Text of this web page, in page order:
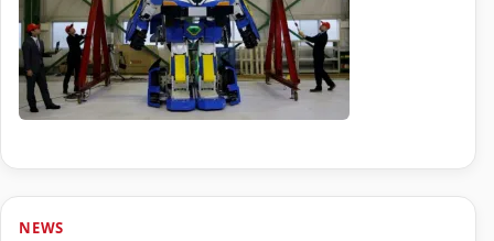
NEWS